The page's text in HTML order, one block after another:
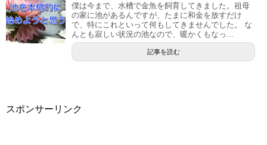
僕は今まで、水槽で金魚を飼育してきました。祖母
の家に池があるんですが、たまに和金を放すだけ
で、特にこれといって何もしてきませんでした。 な
んとも寂しい状況の池なので、暖かくもなっ...
記事を読む
スポンサーリンク